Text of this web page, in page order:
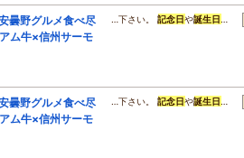
曇野グルメ食べ尽
ム牛×信州サーモ
…下さい。記念日や誕生日 …
曇野グルメ食べ尽
ム牛×信州サーモ
…下さい。記念日や誕生日 …